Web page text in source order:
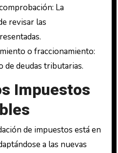
La
revisar las
o fraccionamiento:
de deudas tributarias.
Impuestos
de impuestos está en
a las nuevas